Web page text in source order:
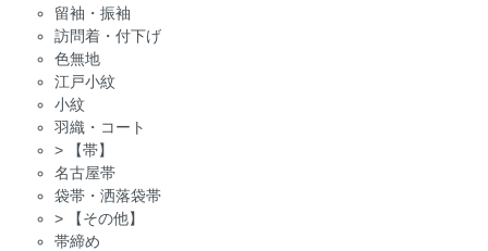
留袖・振袖
訪問着・付下げ
色無地
江戸小紋
小紋
羽織・コート
>
【帯】
名古屋帯
袋帯・洒落袋帯
>
【その他】
帯締め